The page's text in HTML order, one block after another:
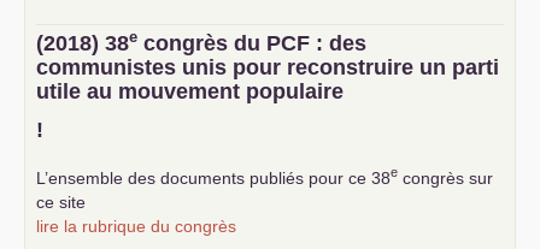
(2018) 38e congrès du PCF : des
communistes unis pour reconstruire un parti
utile au mouvement populaire
!
L’ensemble des documents publiés pour ce 38e congrès sur
ce site
lire la rubrique du congrès